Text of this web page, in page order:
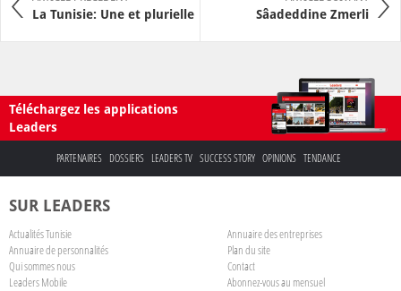
La Tunisie: Une et plurielle Sâadeddine Zmerli
Téléchargez les applications
Leaders
PARTENAIRES DOSSIERS LEADERS TV SUCCESS STORY OPINIONS TENDANCE
SUR LEADERS
Actualités Tunisie
Annuaire des entreprises
Annuaire de personnalités
Plan du site
Qui sommes nous
Contact
Leaders Mobile
Abonnez-vous au mensuel